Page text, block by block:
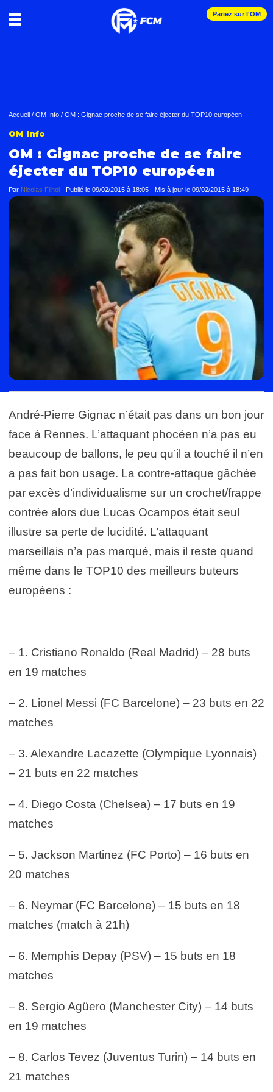
Pariez sur l'OM
Accueil / OM Info / OM : Gignac proche de se faire éjecter du TOP10 européen
OM Info
OM : Gignac proche de se faire
éjecter du TOP10 européen
Par Nicolas Filhol - Publié le 09/02/2015 à 18:05 - Mis à jour le 09/02/2015 à 18:49
André-Pierre Gignac n’était pas dans un bon jour
face à Rennes. L’attaquant phocéen n’a pas eu
beaucoup de ballons, le peu qu’il a touché il n’en
a pas fait bon usage. La contre-attaque gâchée
par excès d’individualisme sur un crochet/frappe
contrée alors due Lucas Ocampos était seul
illustre sa perte de lucidité. L’attaquant
marseillais n’a pas marqué, mais il reste quand
même dans le TOP10 des meilleurs buteurs
européens :
– 1. Cristiano Ronaldo (Real Madrid) – 28 buts
en 19 matches
– 2. Lionel Messi (FC Barcelone) – 23 buts en 22
matches
– 3. Alexandre Lacazette (Olympique Lyonnais)
– 21 buts en 22 matches
– 4. Diego Costa (Chelsea) – 17 buts en 19
matches
– 5. Jackson Martinez (FC Porto) – 16 buts en
20 matches
– 6. Neymar (FC Barcelone) – 15 buts en 18
matches (match à 21h)
– 6. Memphis Depay (PSV) – 15 buts en 18
matches
– 8. Sergio Agüero (Manchester City) – 14 buts
en 19 matches
– 8. Carlos Tevez (Juventus Turin) – 14 buts en
21 matches